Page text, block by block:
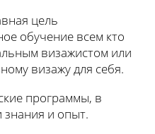
цель
обучение всем кто
визажистом или
визажу для себя.
программы, в
знания и опыт.